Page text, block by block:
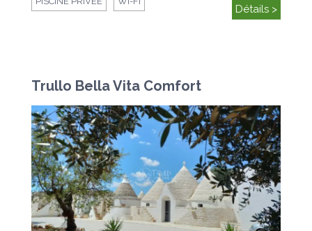
Détails >
Trullo Bella Vita Comfort